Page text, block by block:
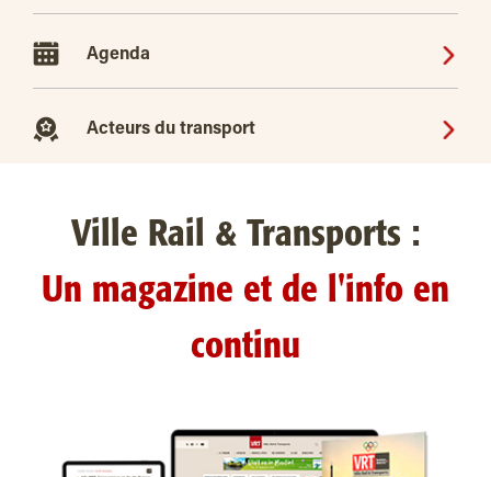
Agenda
Acteurs du transport
Ville Rail & Transports :
Un magazine et de l'info en
continu